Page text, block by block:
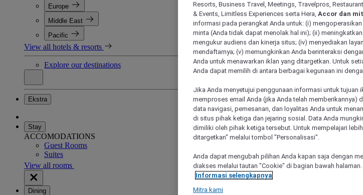
Europe
Middle East
Pacific
View all hotels & resorts
Explore our destinations
Ekstra
Stay
ACCOMODATIONS
Guest Rooms
Suites
View all rooms
Dining
Resorts, Business Travel, Meetings, Travelpros,
& Events, Limitless Experiences serta Hera, Accor dan
informasi pada perangkat Anda untuk: (i)
minta (Anda tidak dapat menolak hal ini); (ii)
mengukur audiens dan kinerja situs; (iv) menyediakan
mendaftarnya; (v) memungkinkan Anda berinteraksi
Anda untuk menawarkan iklan yang ditargetkan. Untuk
Anda dapat memilih di antara berbagai kegunaan ini
Jika Anda menyetujui penggunaan informasi untuk tujuan
memproses email Anda (jika Anda telah memberikannya)
data navigasi, pemesanan, dan loyalitas Anda untuk
di situs pihak ketiga dan jejaring sosial. Data Anda
dimiliki oleh pihak ketiga tersebut. Untuk mempelajari
ditargetkan" melalui tombol "Personalisasi".
Anda dapat mengubah pilihan Anda kapan saja dengan
diakses melalui tautan "Cookie" di bagian bawah halaman.
Informasi selengkapnya
Mitra kami